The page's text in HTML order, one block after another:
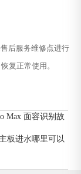
后服务维修点进行
复正常使用。
Max 面容识别故
板进水哪里可以